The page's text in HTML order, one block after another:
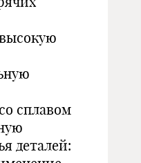
сплавом
деталей: